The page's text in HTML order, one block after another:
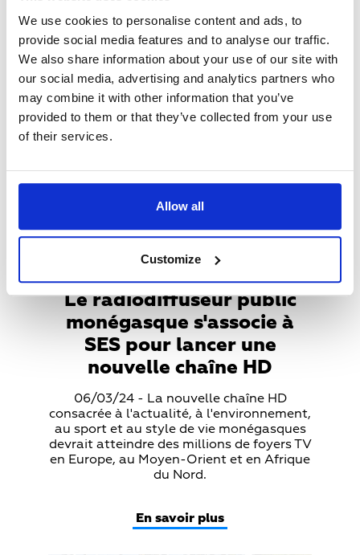
We use cookies to personalise content and ads, to
provide social media features and to analyse our traffic.
We also share information about your use of our site with
our social media, advertising and analytics partners who
may combine it with other information that you’ve
provided to them or that they’ve collected from your use
of their services.
Allow all
Customize
9 depuis le centre spatial de Cap
Canaveral en Floride, aux États-Unis.
En savoir plus
Media
Le radiodiffuseur public
monégasque s'associe à
SES pour lancer une
nouvelle chaîne HD
Teaser
Text
06/03/24 - La nouvelle chaîne HD
consacrée à l'actualité, à l'environnement,
au sport et au style de vie monégasques
devrait atteindre des millions de foyers TV
en Europe, au Moyen-Orient et en Afrique
du Nord.
En savoir plus